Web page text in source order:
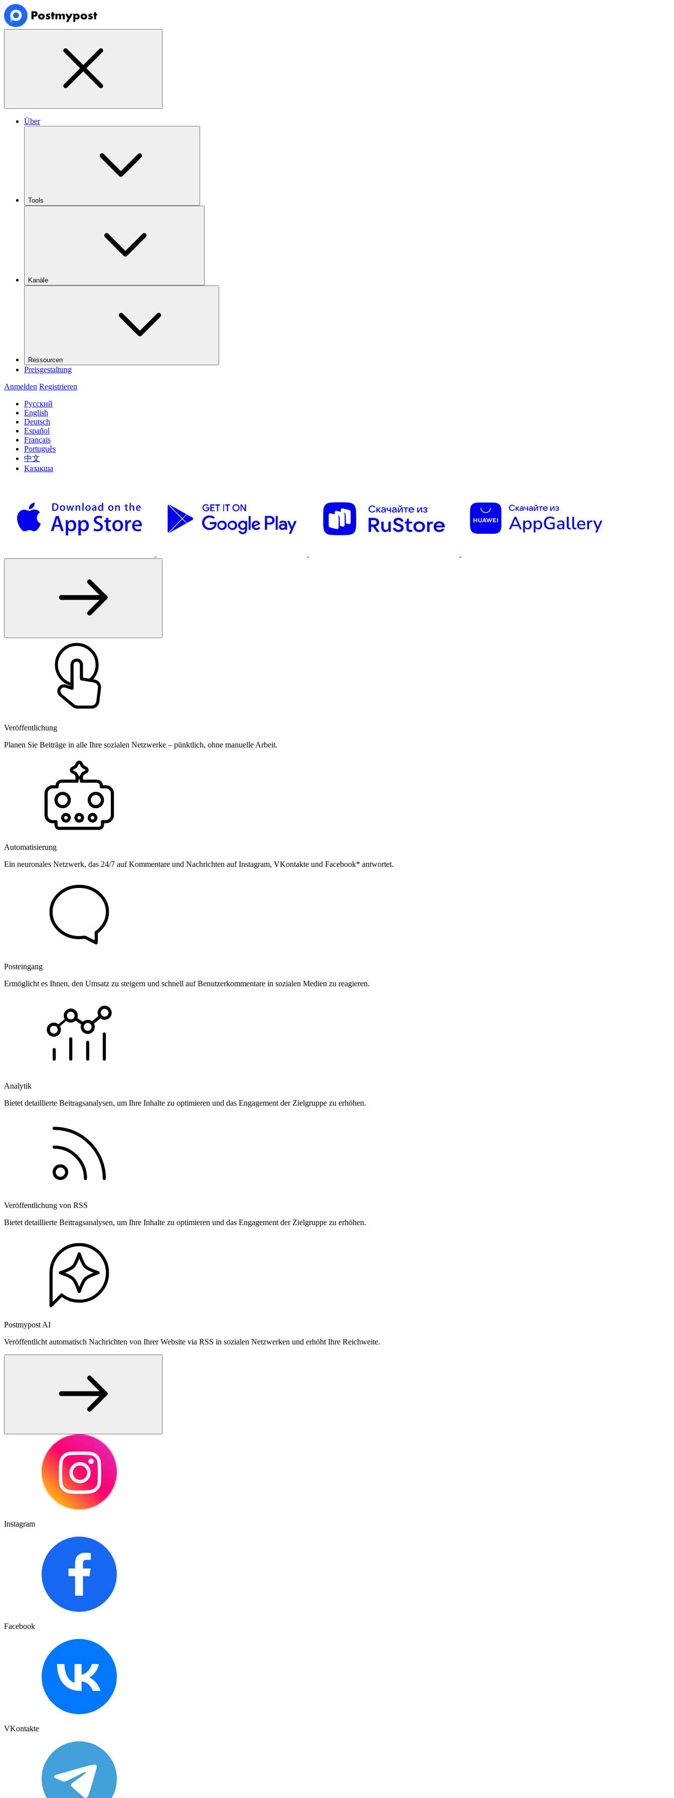
Über
Tools
Kanäle
Ressourcen
Preisgestaltung
Anmelden Registrieren
Русский
English
Deutsch
Español
Français
Português
中文
Қазақша
Veröffentlichung
Planen Sie Beiträge in alle Ihre sozialen Netzwerke – pünktlich, ohne manuelle Arbeit.
Automatisierung
Ein neuronales Netzwerk, das 24/7 auf Kommentare und Nachrichten auf Instagram, VKontakte und Facebook* antwortet.
Posteingang
Ermöglicht es Ihnen, den Umsatz zu steigern und schnell auf Benutzerkommentare in sozialen Medien zu reagieren.
Analytik
Bietet detaillierte Beitragsanalysen, um Ihre Inhalte zu optimieren und das Engagement der Zielgruppe zu erhöhen.
Veröffentlichung von RSS
Bietet detaillierte Beitragsanalysen, um Ihre Inhalte zu optimieren und das Engagement der Zielgruppe zu erhöhen.
Postmypost AI
Veröffentlicht automatisch Nachrichten von Ihrer Website via RSS in sozialen Netzwerken und erhöht Ihre Reichweite.
Instagram
Facebook
VKontakte